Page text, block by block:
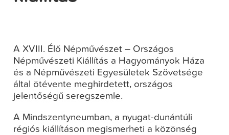
A XVIII. Élő Népművészet – Országos
Népművészeti Kiállítás a Hagyományok Háza
és a Népművészeti Egyesületek Szövetsége
által ötévente meghirdetett, országos
jelentőségű seregszemle.
A Mindszentyneumban, a nyugat-dunántúli
régiós kiállításon megismerheti a közönség